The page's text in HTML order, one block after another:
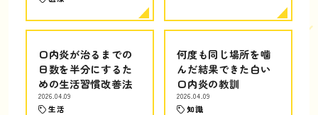
口内炎が治るまでの
日数を半分にするた
めの生活習慣改善法
2026.04.09
生活
何度も同じ場所を噛
んだ結果できた白い
口内炎の教訓
2026.04.09
知識